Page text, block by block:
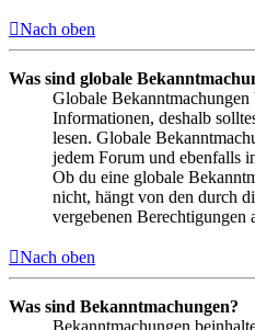
Nach oben
Was sind globale
Globale
Informationen, deshalb
lesen. Globale
jedem Forum und ebenfalls
Ob du eine globale
nicht, hängt von den durch
vergebenen Berechtigungen
Nach oben
Was sind Bekanntmachungen?
Bekanntmachungen